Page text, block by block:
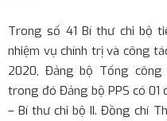
Trong số 41 Bí thư chi bộ
nhiệm vụ chính trị và công
2020, Đảng bộ Tổng
trong đó Đảng bộ PPS có 01
– Bí thư chi bộ II. Đồng chí